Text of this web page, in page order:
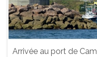
Arrivée au port de